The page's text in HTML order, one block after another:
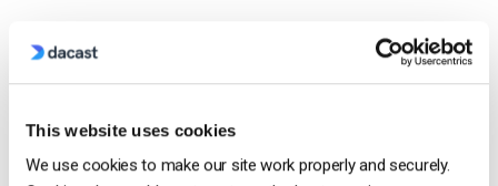
This website uses cookies
We use cookies to make our site work properly and securely.
Il motivo del ritardo minimo di 5 giorni dipende
dalla nostra valutazione del rischio di rimborso e
acquistato il contenuto.
In caso di attività di rimborso e controversie, il